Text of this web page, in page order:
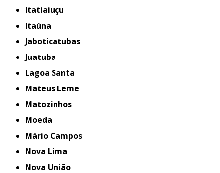
Itatiaiuçu
Itaúna
Jaboticatubas
Juatuba
Lagoa Santa
Mateus Leme
Matozinhos
Moeda
Mário Campos
Nova Lima
Nova União